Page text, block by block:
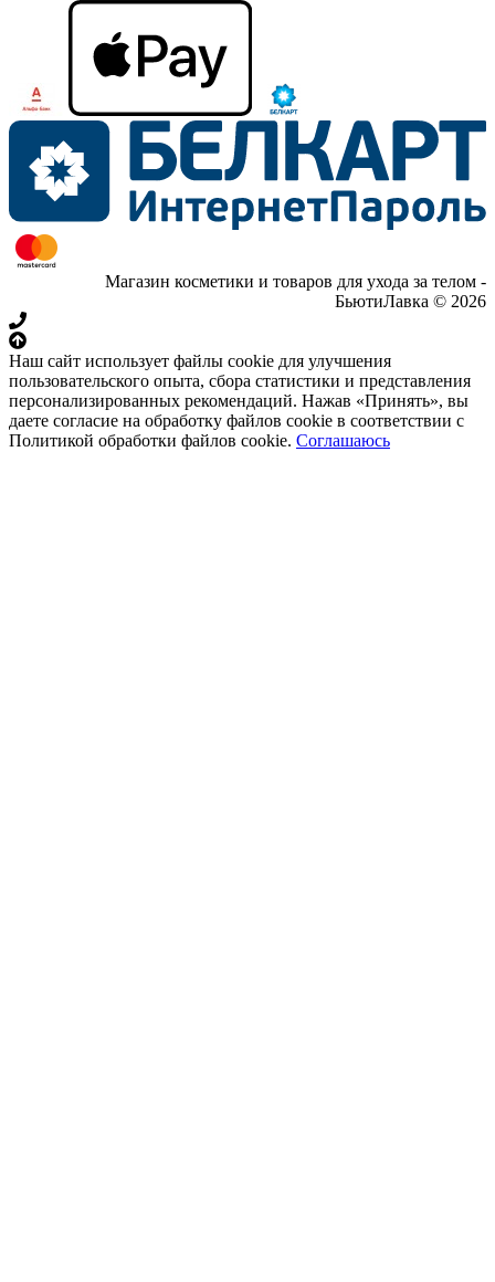
Магазин косметики и товаров для ухода за телом -
БьютиЛавка © 2026
Наш сайт использует файлы cookie для улучшения
пользовательского опыта, сбора статистики и представления
персонализированных рекомендаций. Нажав «Принять», вы
даете согласие на обработку файлов cookie в соответствии с
Политикой обработки файлов cookie. Соглашаюсь